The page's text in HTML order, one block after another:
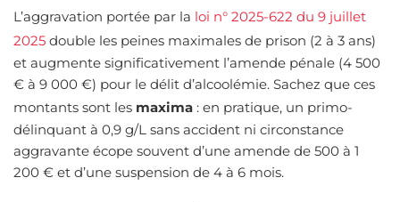
L’aggravation portée par la loi n° 2025-622 du 9 juillet
2025 double les peines maximales de prison (2 à 3 ans)
et augmente significativement l’amende pénale (4 500
€ à 9 000 €) pour le délit d’alcoolémie. Sachez que ces
montants sont les maxima : en pratique, un primo-
délinquant à 0,9 g/L sans accident ni circonstance
aggravante écope souvent d’une amende de 500 à 1
200 € et d’une suspension de 4 à 6 mois.